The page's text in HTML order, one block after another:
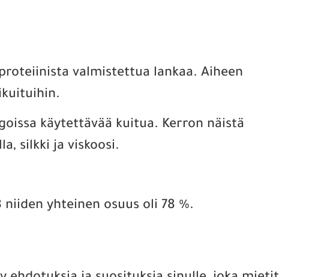
valmistettua lankaa. Aiheen
käytettävää kuitua. Kerron näistä
silkki ja viskoosi.
yhteinen osuus oli 78 %.